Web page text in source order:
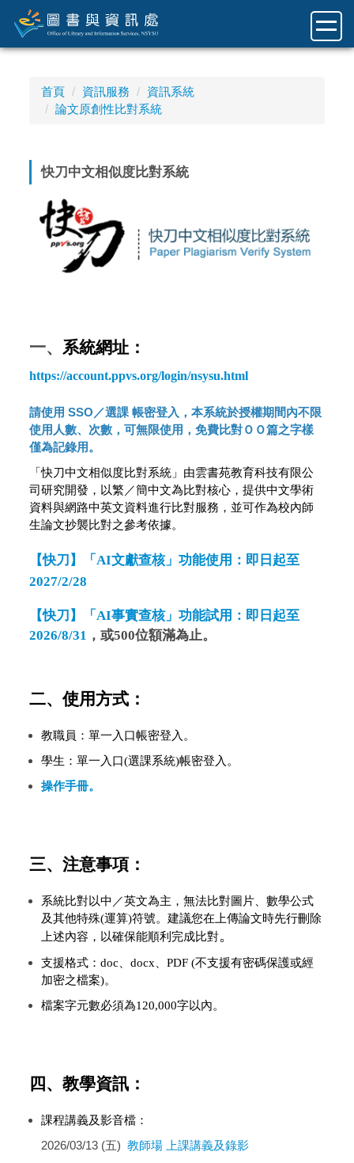
到
主
首頁 資訊服務
資訊系統
論文原創性比對系統
快刀中文相似度比對系統
一、系統網址：
https://account.ppvs.org/login/nsysu.html
請使用 SSO／選課 帳密登入，本系統於授權期間內不限
使用人數、次數，可無限使用，免費比對ＯＯ篇之字樣
僅為記錄用。
「快刀中文相似度比對系統」由雲書苑教育科技有限公
司研究開發，以繁／簡中文為比對核心，提供中文學術
資料與網路中英文資料進行比對服務，並可作為校內師
生論文抄襲比對之參考依據。
【快刀】「AI文獻查核」功能使用：即日起至
2027/2/28
【快刀】「AI事實查核」功能試用：即日起至
2026/8/31 ，或500位額滿為止。
二、使用方式：
教職員：單一入口帳密登入。
學生：單一入口(選課系統)帳密登入。
操作手冊。
三、注意事項：
系統比對以中／英文為主，無法比對圖片、數學公式
及其他特殊(運算)符號。建議您在上傳論文時先行刪除
上述內容，以確保能順利完成比對。
支援格式：doc、docx、PDF (不支援有密碼保護或經
加密之檔案)。
檔案字元數必須為120,000字以內。
四、教學資訊：
課程講義及影音檔：
2026/03/13 (五)教師場 上課講義及錄影